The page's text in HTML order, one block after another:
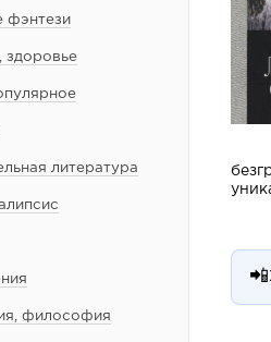
фэнтези
здоровье
литература
философия
📲